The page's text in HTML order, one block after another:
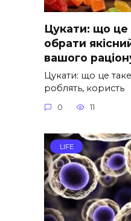
Цукати: що це
обрати
вашого
Цукати: що це
роблять, користь
0 11
LIFE